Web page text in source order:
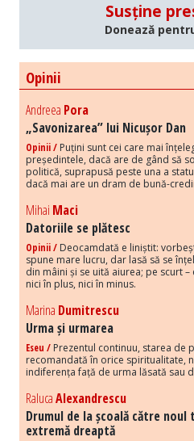
Susține
Donează
Opinii
Andreea Pora
„Savonizarea” lui Nicușor Dan
Opinii / Puțini sunt cei care mai
președintele, dacă are de gând să
politică, suprapusă peste una a
dacă mai are un dram de bună-
Mihai Maci
Datoriile se plătesc
Opinii / Deocamdată e liniștit:
spune mare lucru, dar lasă să se
din mâini și se uită aiurea; pe scurt
nici în plus, nici în minus.
Marina Dumitrescu
Urma și urmarea
Eseu / Prezentul continuu, starea de
recomandată în orice spiritualitate,
indiferența față de urma lăsată sau
RalucaAlexandrescu
Drumul de la școală către
extremă dreaptă